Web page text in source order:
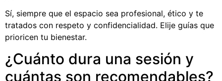
Sí, siempre que el espacio sea profesional, ético y te
tratados con respeto y confidencialidad. Elije guías que
prioricen tu bienestar.
¿Cuánto dura una sesión y
cuántas son recomendables?